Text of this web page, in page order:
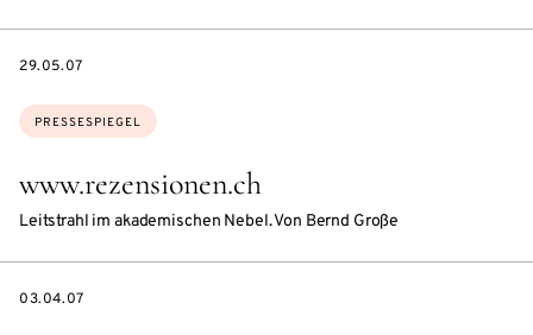
www.rezensionen.ch
Leitstrahl im akademischen Nebel. Von Bernd Große
Themen:
PRESSESPIEGEL
DATE
29.05.07
DATE
03.04.07